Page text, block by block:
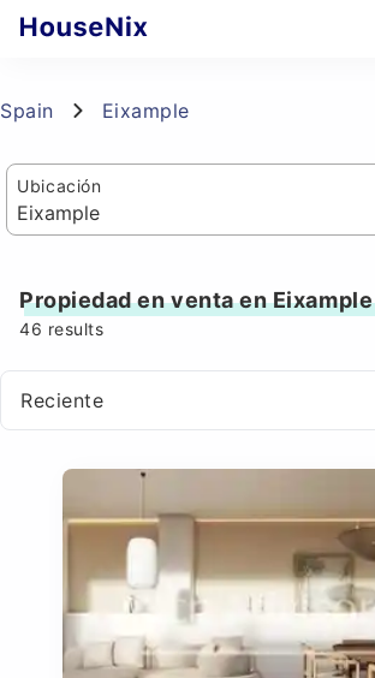
Spain Eixample
Ubicación
Propiedad en venta en Eixample
46 results
Reciente